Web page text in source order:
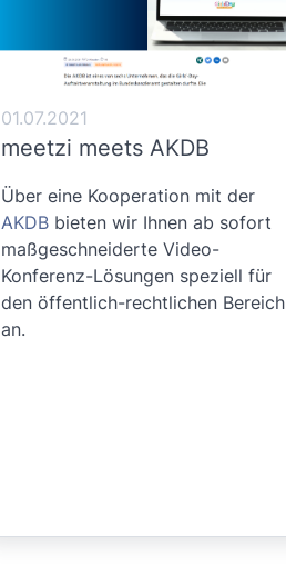
01.07.2021
meetzi meets AKDB
Über eine Kooperation mit der
AKDBbieten wir Ihnen ab sofort
maßgeschneiderte Video-
Konferenz-Lösungen speziell für
den öffentlich-rechtlichen Bereich
an.